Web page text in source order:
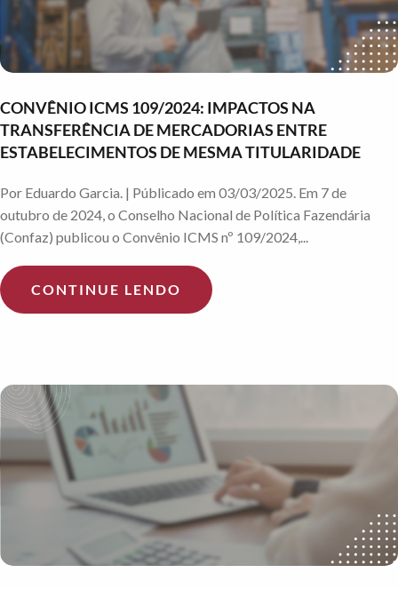
CONVÊNIO ICMS 109/2024: IMPACTOS NA
TRANSFERÊNCIA DE MERCADORIAS ENTRE
ESTABELECIMENTOS DE MESMA TITULARIDADE
Por Eduardo Garcia. | Públicado em 03/03/2025. Em 7 de
outubro de 2024, o Conselho Nacional de Política Fazendária
(Confaz) publicou o Convênio ICMS nº 109/2024,...
CONTINUE LENDO